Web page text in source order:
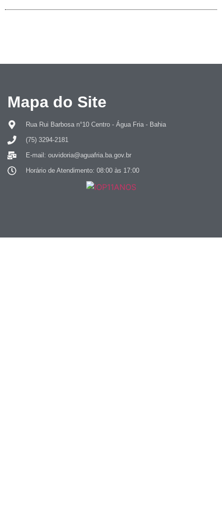
Mapa do Site
Rua Rui Barbosa n°10 Centro - Água Fria - Bahia
(75) 3294-2181
E-mail: ouvidoria@aguafria.ba.gov.br
Horário de Atendimento: 08:00 às 17:00